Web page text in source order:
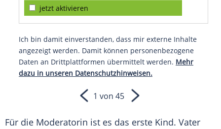
jetzt aktivieren
Ich bin damit einverstanden, dass mir externe Inhalte
angezeigt werden. Damit können personenbezogene
Daten an Drittplattformen übermittelt werden. Mehr
dazu in unseren Datenschutzhinweisen.
1 von 45
Für die Moderatorin ist es das erste Kind. Vater